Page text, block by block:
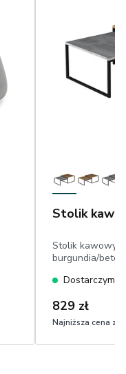
Stolik
Stolik kawowy,
burgundia/
Dostarczymy
829 zł
Najniższa cena z